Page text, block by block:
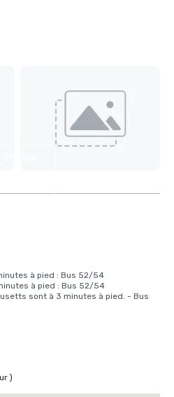
à pied : Bus 52/54
à pied : Bus 52/54
sont à 3 minutes à pied. - Bus
de Vernon Sq./7th St.
)